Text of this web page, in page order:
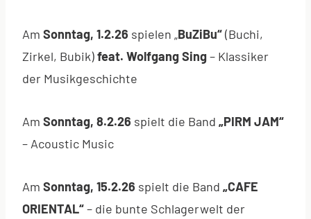
Am Sonntag, 1.2.26 spielen „BuZiBu“(Buchi,
Zirkel, Bubik)feat. Wolfgang Sing– Klassiker
der Musikgeschichte
Am Sonntag, 8.2.26 spielt die Band „PIRM JAM“
– Acoustic Music
Am Sonntag, 15.2.26 spielt die Band „CAFE
ORIENTAL“– die bunte Schlagerwelt der